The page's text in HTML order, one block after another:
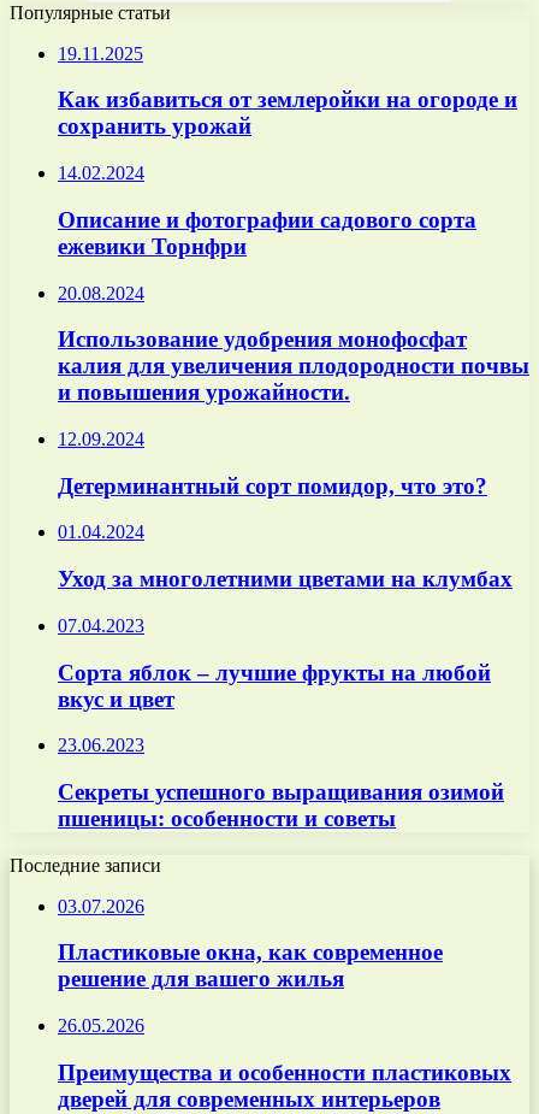
Популярные статьи
19.11.2025
Как избавиться от землеройки на огороде и
сохранить урожай
14.02.2024
Описание и фотографии садового сорта
ежевики Торнфри
20.08.2024
Использование удобрения монофосфат
калия для увеличения плодородности почвы
и повышения урожайности.
12.09.2024
Детерминантный сорт помидор, что это?
01.04.2024
Уход за многолетними цветами на клумбах
07.04.2023
Сорта яблок – лучшие фрукты на любой
вкус и цвет
23.06.2023
Секреты успешного выращивания озимой
пшеницы: особенности и советы
Последние записи
03.07.2026
Пластиковые окна, как современное
решение для вашего жилья
26.05.2026
Преимущества и особенности пластиковых
дверей для современных интерьеров